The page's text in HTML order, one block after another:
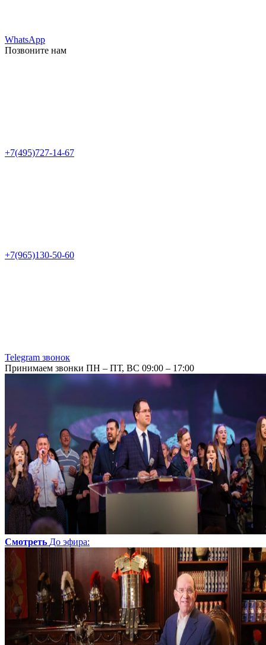
WhatsApp
Позвоните нам
+7(495)727-14-67
+7(965)130-50-60
Telegram звонок
Принимаем звонки ПН – ПТ, ВС 09:00 – 17:00
Смотреть До эфира: